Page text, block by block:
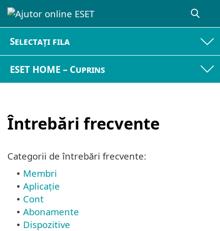
Selectați fila
ESET HOME – Cuprins
Întrebări frecvente
Categorii de întrebări frecvente:
• Membri
• Aplicație
• Cont
• Abonamente
• Dispozitive